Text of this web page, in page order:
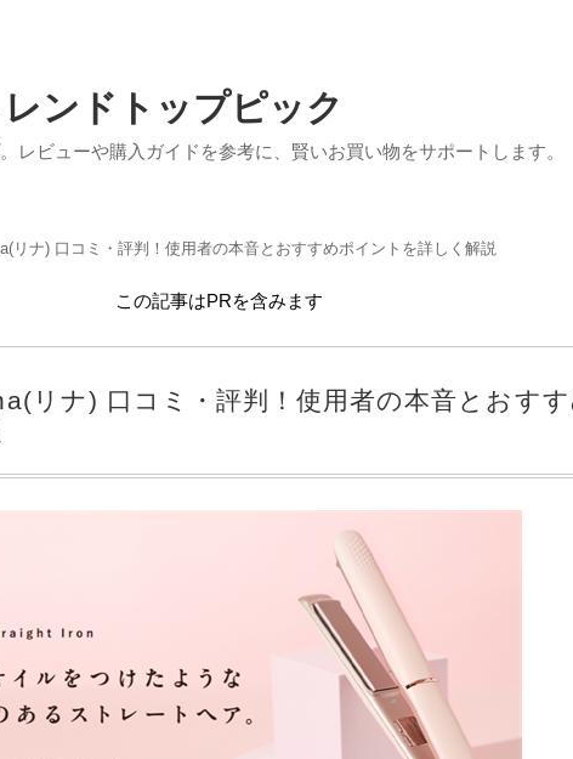
ンドトップピック
レビューや購入ガイドを参考に、賢いお買い物をサポートします。
リナ) 口コミ・評判！使用者の本音とおすすめポイントを詳しく解説
この記事はPRを含みます
リナ) 口コミ・評判！使用者の本音とおすす